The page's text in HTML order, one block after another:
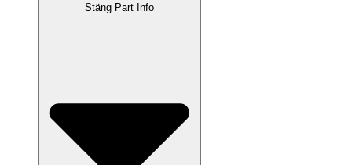
Stäng Part Info